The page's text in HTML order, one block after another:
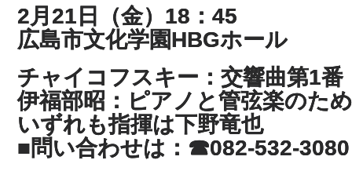
2月21日（金）18：45
広島市文化学園HBGホール
チャイコフスキー：交響曲第1番
伊福部昭：ピアノと管弦楽のた
いずれも指揮は下野竜也
■問い合わせは：☎082-532-3080